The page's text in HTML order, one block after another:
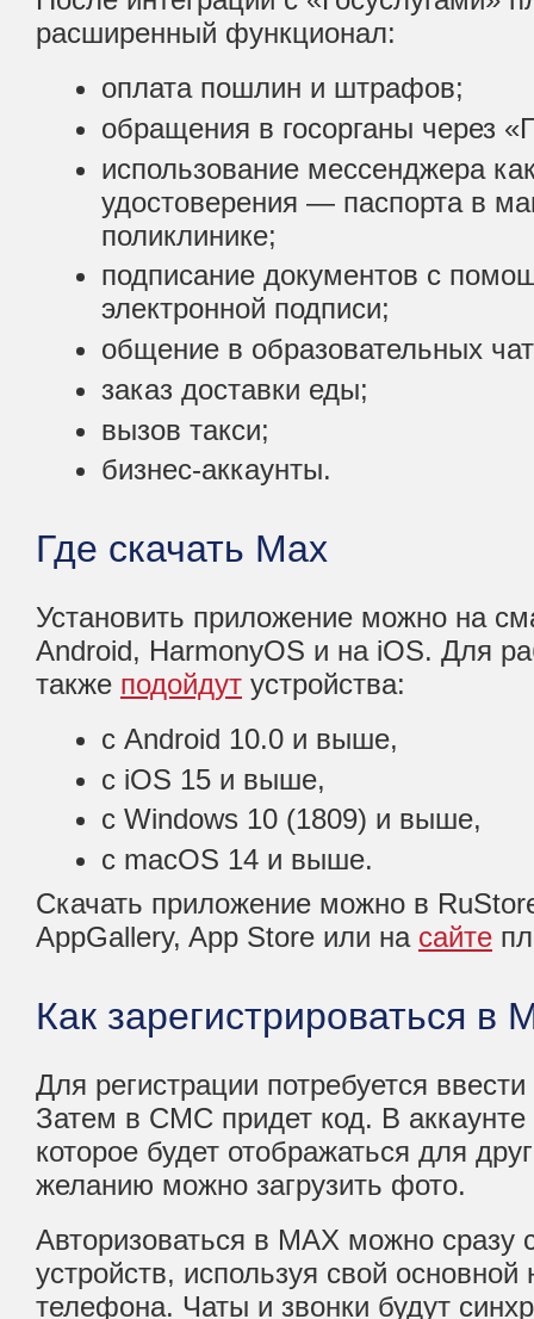
расширенный функционал:
оплата пошлин и штрафов;
обращения в госорганы через
использование мессенджера
удостоверения — паспорта в
поликлинике;
подписание документов с
электронной подписи;
общение в образовательных
заказ доставки еды;
вызов такси;
бизнес-аккаунты.
Где скачать Max
Установить приложение можно на
Android, HarmonyOS и на iOS. Для
также подойдут устройства:
с Android 10.0 и выше,
с iOS 15 и выше,
с Windows 10 (1809) и выше,
с macOS 14 и выше.
Скачать приложение можно в
AppGallery, App Store или на сайте
Как зарегистрироваться в
Для регистрации потребуется
Затем в СМС придет код. В аккаунте
которое будет отображаться для
желанию можно загрузить фото.
Авторизоваться в MAX можно сразу
устройств, используя свой
телефона. Чаты и звонки будут